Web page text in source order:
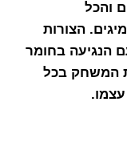
והכל
הצורות
הנגיעה בחומר
המשחק בכל